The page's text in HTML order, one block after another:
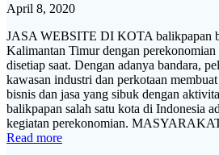
April 8, 2020
JASA WEBSITE DI KOTA balikpapan
Kalimantan Timur dengan perekonomian
disetiap saat. Dengan adanya bandara,
kawasan industri dan perkotaan
bisnis dan jasa yang sibuk dengan
balikpapan salah satu kota di Indonesia
kegiatan perekonomian.
Read more